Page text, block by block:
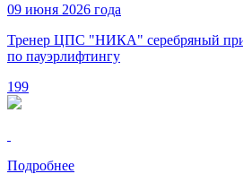
09 июня 2026 года
Тренер ЦПС "НИКА" серебряный
по пауэрлифтингу
199
Подробнее